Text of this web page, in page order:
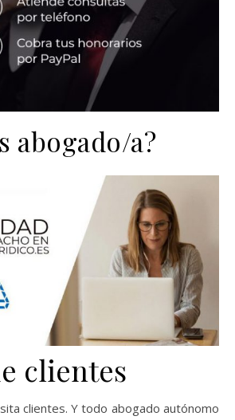
abogado/a?
clientes
clientes. Y todo abogado autónomo